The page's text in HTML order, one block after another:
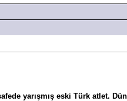
yarışmış eski Türk atlet.